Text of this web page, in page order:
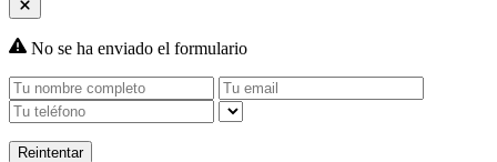
No se ha enviado el formulario
Reintentar